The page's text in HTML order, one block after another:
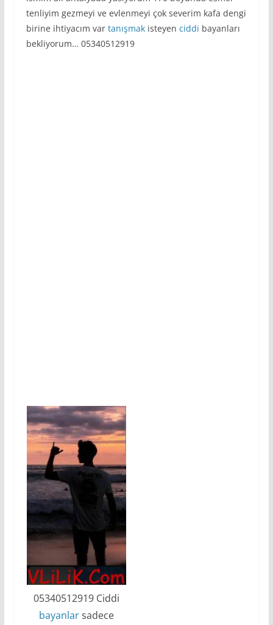
tenliyim gezmeyi ve evlenmeyi çok severim kafa dengi
birine ihtiyacım var tanışmakisteyen ciddi bayanları
bekliyorum… 05340512919
05340512919 Ciddi
bayanlarsadece